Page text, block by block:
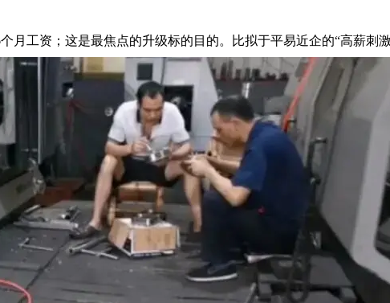
工资；这是最焦点的升级标的目的。比拟于平易近企的“高薪刺